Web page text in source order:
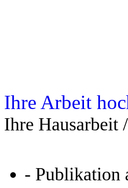
Ihre Hausarbeit